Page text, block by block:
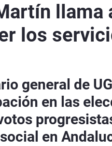
llama
los
general de
en las
en